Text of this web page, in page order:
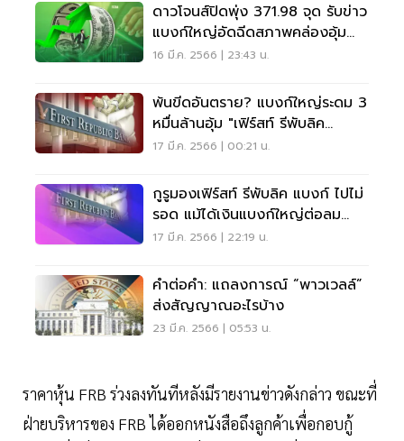
ดาวโจนส์ปิดพุ่ง 371.98 จุด รับข่าว
แบงก์ใหญ่อัดฉีดสภาพคล่องอุ้ม
FRB
16 มี.ค. 2566 | 23:43 น.
พ้นขีดอันตราย? แบงก์ใหญ่ระดม 3
หมื่นล้านอุ้ม "เฟิร์สท์ รีพับลิค
แบงก์"
17 มี.ค. 2566 | 00:21 น.
กูรูมองเฟิร์สท์ รีพับลิค แบงก์ ไปไม่
รอด แม้ได้เงินแบงก์ใหญ่ต่อลม
หายใจ
17 มี.ค. 2566 | 22:19 น.
คำต่อคำ: แถลงการณ์ “พาวเวลล์”
ส่งสัญญาณอะไรบ้าง
23 มี.ค. 2566 | 05:53 น.
ราคาหุ้น FRB ร่วงลงทันทีหลังมีรายงานข่าวดังกล่าว ขณะที่
ฝ่ายบริหารของ FRB ได้ออกหนังสือถึงลูกค้าเพื่อกอบกู้